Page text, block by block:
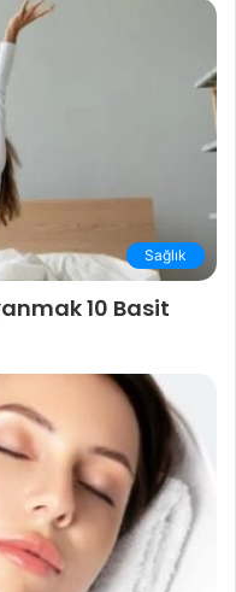
Sağlık
10 Basit